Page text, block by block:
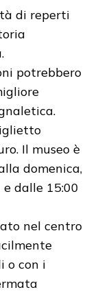
di reperti
potrebbero
Il museo è
domenica,
dalle 15:00
nel centro
o con i